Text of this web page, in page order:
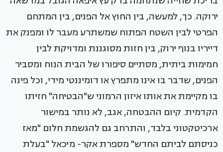
ירוקה. כך, למעשה, בין החוץ אל הפנים, בין המתחם
הפרטי לבין השטח הפתוח שמשתרע מעבר לו ומפנק את
דייריו בנוף ירוק, בין חזות מסוגננת ומדויקת לבין
חמימות ביתית, מסתיים סיפורו של הבית הנוח ומסביר
הפנים, שדבר בו אינו מתפרץ או דומיננטי מידי, וכל פינה
בו מקיימת את אותו איזון הרמוני ש"הבטיחה" חזיתו
הקדמית. קיום ההבטחה, אגב, לא נותר במישור
ארכיטקטוני בלבד, והתרחב גם להגשמת חלום "מאז
כניסתם לביתם החדש" מספרת אקר- מיכאל "בעלת